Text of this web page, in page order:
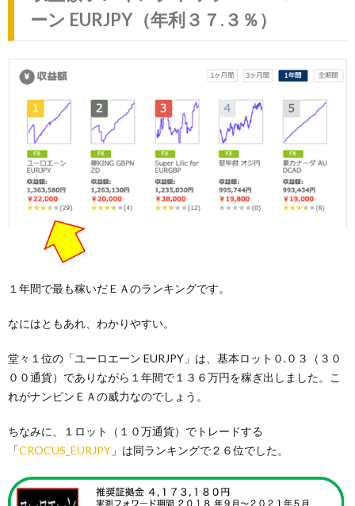
ーン EURJPY（年利３７.３％）
１年間で最も稼いだＥＡのランキングです。
なにはともあれ、わかりやすい。
堂々１位の「ユーロエーン EURJPY」は、基本ロット０.０３（３０
００通貨）でありながら１年間で１３６万円を稼ぎ出しました。こ
れがナンピンＥＡの威力なのでしょう。
ちなみに、１ロット（１０万通貨）でトレードする
「CROCUS_EURJPY 」は同ランキングで２６位でした。